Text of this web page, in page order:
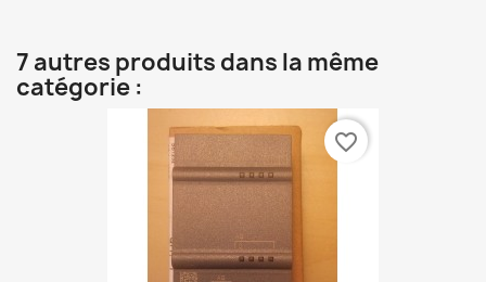
7 autres produits dans la même
catégorie :
favorite_border